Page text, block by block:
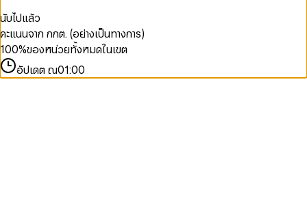
นับไปแล้ว
คะแนนจาก กกต. (อย่างเป็นทางการ)
100%ของหน่วยทั้งหมดในเขต
อัปเดต ณ01:00